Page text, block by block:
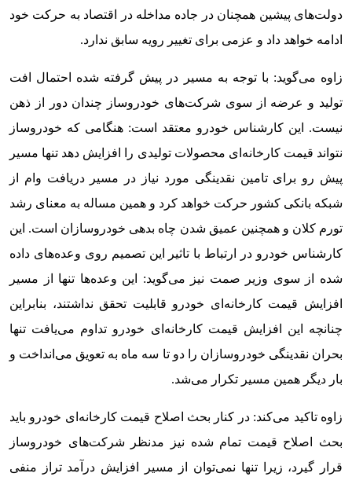
دولت‌های پیشین همچنان در جاده مداخله در اقتصاد به حرکت خود
ادامه خواهد داد و عزمی برای تغییر رویه سابق ندارد.
زاوه می‌گوید: با توجه به مسیر در پیش گرفته شده احتمال افت
تولید و عرضه از سوی شرکت‌های خودروساز چندان دور از ذهن
نیست. این کارشناس خودرو معتقد است: هنگامی که خودروساز
نتواند قیمت کارخانه‌ای محصولات تولیدی را افزایش دهد تنها مسیر
پیش رو برای تامین نقدینگی مورد نیاز در مسیر دریافت وام از
شبکه بانکی کشور حرکت خواهد کرد و همین مساله به معنای رشد
تورم کلان و همچنین عمیق شدن چاه بدهی خودروسازان است. این
کارشناس خودرو در ارتباط با تاثیر این تصمیم روی وعده‌های داده
شده از سوی وزیر صمت نیز می‌گوید: این وعده‌ها تنها از مسیر
افزایش قیمت کارخانه‌ای خودرو قابلیت تحقق نداشتند، بنابراین
چنانچه این افزایش قیمت کارخانه‌ای خودرو تداوم می‌یافت تنها
بحران نقدینگی خودروسازان را دو تا سه ماه به تعویق می‌انداخت و
بار دیگر همین مسیر تکرار می‌شد.
زاوه تاکید می‌کند: در کنار بحث اصلاح قیمت کارخانه‌ای خودرو باید
بحث اصلاح قیمت تمام شده نیز مدنظر شرکت‌های خودروساز
قرار گیرد، زیرا تنها نمی‌توان از مسیر افزایش درآمد تراز منفی